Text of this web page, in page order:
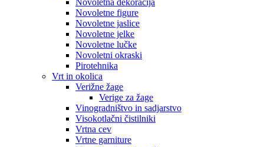
Novoletne figure
Novoletne jaslice
Novoletne jelke
Novoletne lučke
Novoletni okraski
Pirotehnika
Vrt in okolica
Verižne žage
Verige za žage
Vinogradništvo in sadjarstvo
Visokotlačni čistilniki
Vrtna cev
Vrtne garniture